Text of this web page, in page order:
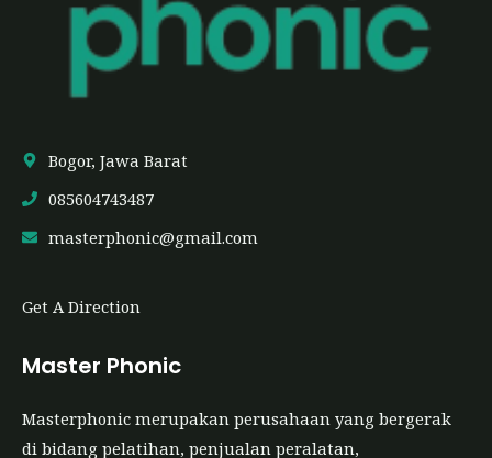
Bogor, Jawa Barat
085604743487
masterphonic@gmail.com
Get A Direction
Master Phonic
Masterphonic merupakan perusahaan yang bergerak
di bidang pelatihan, penjualan peralatan,